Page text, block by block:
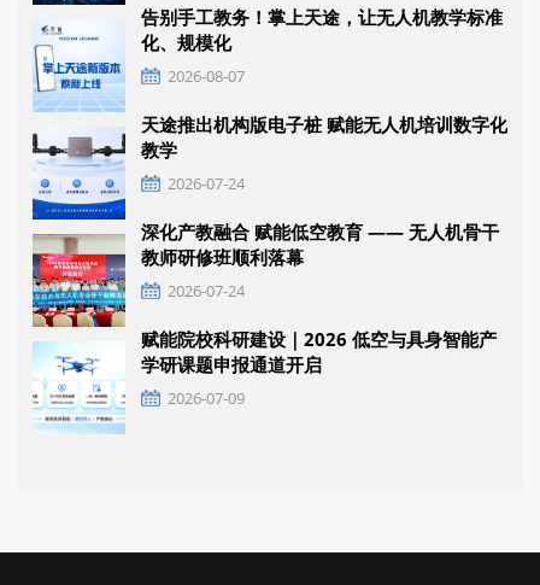
告别手工教务！掌上天途，让无人机教学标准
化、规模化
2026-08-07
天途推出机构版电子桩 赋能无人机培训数字化
教学
2026-07-24
深化产教融合 赋能低空教育 —— 无人机骨干
教师研修班顺利落幕
2026-07-24
赋能院校科研建设｜2026 低空与具身智能产
学研课题申报通道开启
2026-07-09